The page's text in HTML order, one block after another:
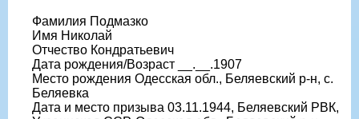
Фамилия Подмазко
Имя Николай
Отчество Кондратьевич
Дата рождения/Возраст __.__.1907
Место рождения Одесская обл., Беляевский р-н, с.
Беляевка
Дата и место призыва 03.11.1944, Беляевский РВК,